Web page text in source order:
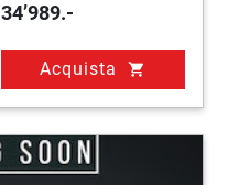
34’989.-
Acquista shopping_cart